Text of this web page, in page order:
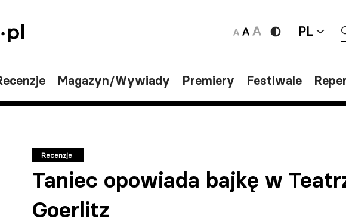
PL
Magazyn/Wywiady Premiery Festiwale
Recenzje
Taniec opowiada bajkę w
Goerlitz